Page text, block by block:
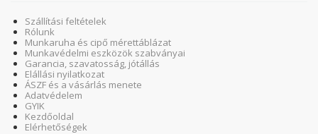
Szállítási feltételek
Rólunk
Munkaruha és cipő mérettáblázat
Munkavédelmi eszközök szabványai
Garancia, szavatosság, jótállás
Elállási nyilatkozat
ÁSZF és a vásárlás menete
Adatvédelem
GYIK
Kezdőoldal
Elérhetőségek